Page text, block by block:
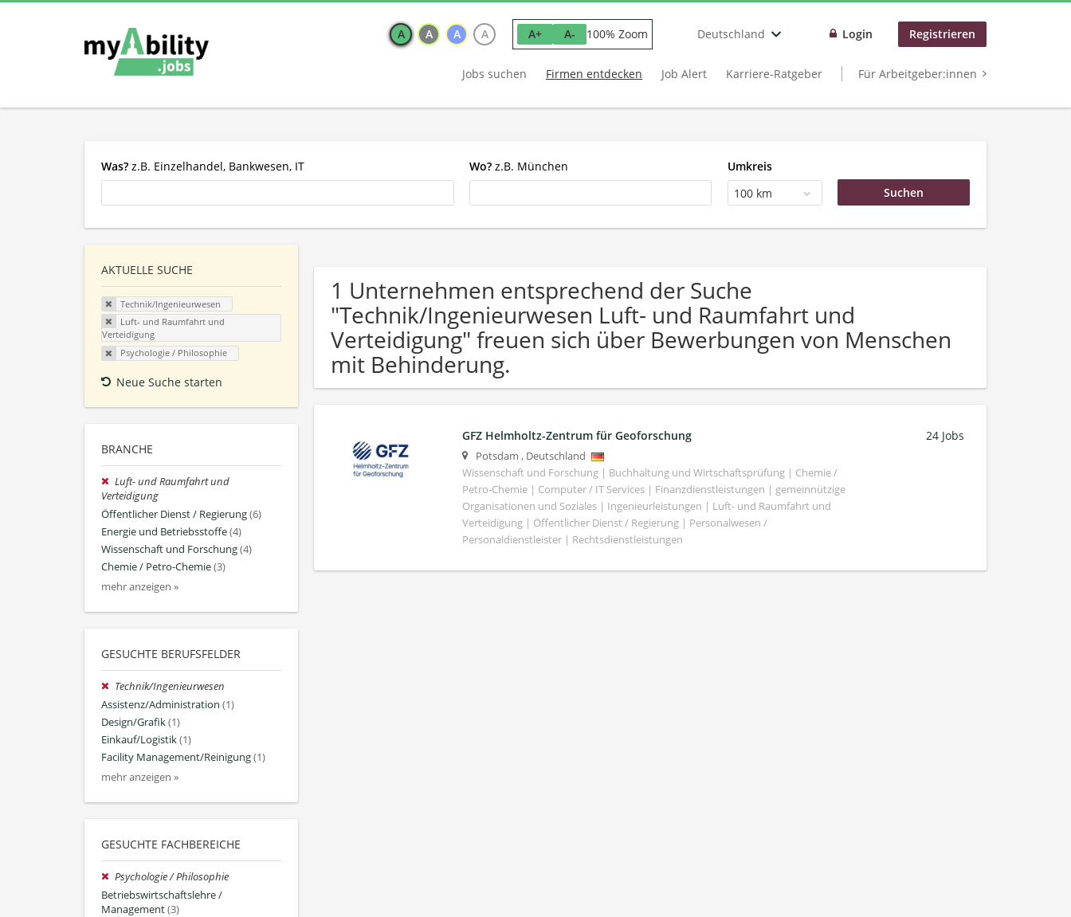
A A A A A+ A- 100% Zoom Deutschland Login Registrieren
Jobs suchen Firmen entdecken Job Alert Karriere-Ratgeber Für Arbeitgeber:innen
Was? z.B. Einzelhandel, Bankwesen, IT Wo? z.B. München
Umkreis
100 km
AKTUELLE SUCHE
Technik/Ingenieurwesen
Luft- und Raumfahrt und
Verteidigung
Psychologie / Philosophie
Neue Suche starten
BRANCHE
Luft- und Raumfahrt und
Verteidigung
Öffentlicher Dienst / Regierung(6)
Energie und Betriebsstoffe(4)
Wissenschaft und Forschung(4)
Chemie / Petro-Chemie(3)
mehr anzeigen »
GESUCHTE BERUFSFELDER
Technik/Ingenieurwesen
Assistenz/Administration (1)
Design/Grafik(1)
Einkauf/Logistik(1)
Facility Management/Reinigung(1)
mehr anzeigen »
GESUCHTE FACHBEREICHE
Psychologie / Philosophie
Betriebswirtschaftslehre /
Management(3)
1 Unternehmen entsprechend der Suche
"Technik/Ingenieurwesen Luft- und Raumfahrt und
Verteidigung" freuen sich über Bewerbungen von Menschen
mit Behinderung.
GFZ Helmholtz-Zentrum für Geoforschung
Potsdam , Deutschland
Wissenschaft und Forschung | Buchhaltung und Wirtschaftsprüfung | Chemie /
Petro-Chemie | Computer / IT Services | Finanzdienstleistungen | gemeinnützige
Organisationen und Soziales | Ingenieurleistungen | Luft- und Raumfahrt und
Verteidigung | Öffentlicher Dienst / Regierung | Personalwesen /
Personaldienstleister | Rechtsdienstleistungen
24 Jobs